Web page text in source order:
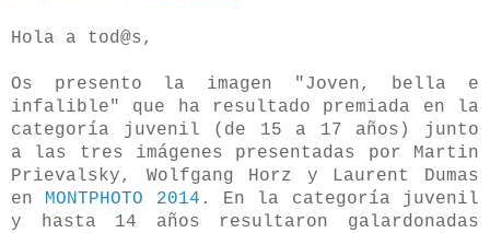
Hola a tod@s,
Os presento la imagen "Joven, bella e
infalible" que ha resultado premiada en la
categoría juvenil (de 15 a 17 años) junto
a las tres imágenes presentadas por Martin
Prievalsky, Wolfgang Horz y Laurent Dumas
en MONTPHOTO 2014 . En la categoría juvenil
y hasta 14 años resultaron galardonadas